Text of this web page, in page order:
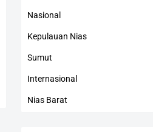
Nasional
Kepulauan Nias
Sumut
Internasional
Nias Barat